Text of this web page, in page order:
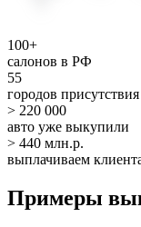
100+
салонов в РФ
55
городов присутствия
> 220 000
авто уже выкупили
> 440 млн.р.
выплачиваем
Примеры